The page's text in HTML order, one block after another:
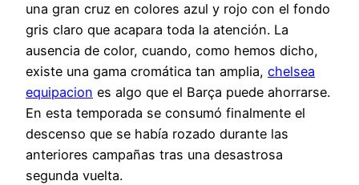
una gran cruz en colores azul y rojo con el fondo
gris claro que acapara toda la atención. La
ausencia de color, cuando, como hemos dicho,
existe una gama cromática tan amplia, chelsea
equipacion es algo que el Barça puede ahorrarse.
En esta temporada se consumó finalmente el
descenso que se había rozado durante las
anteriores campañas tras una desastrosa
segunda vuelta.